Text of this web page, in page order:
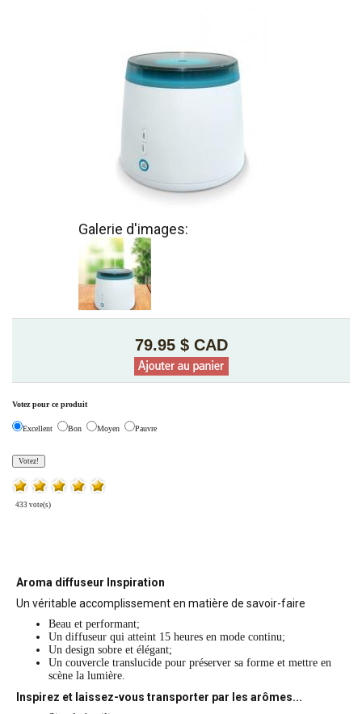
Galerie d'images:
79.95 $ CAD
Votez pour ce produit
Excellent Bon Moyen Pauvre
433 vote(s)
Aroma diffuseur Inspiration
Un véritable accomplissement en matière de savoir-faire
Beau et performant;
Un diffuseur qui atteint 15 heures en mode continu;
Un design sobre et élégant;
Un couvercle translucide pour préserver sa forme et mettre en
scène la lumière.
Inspirez et laissez-vous transporter par les arômes...